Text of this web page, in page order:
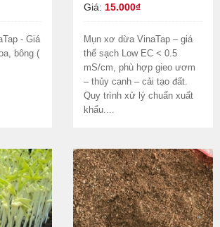
- Giá
bông (
Giá: 15.000₫
Mụn xơ dừa VinaTap – giá
thể sạch Low EC < 0.5
mS/cm, phù hợp gieo ươm
– thủy canh – cải tạo đất.
Quy trình xử lý chuẩn xuất
khẩu....